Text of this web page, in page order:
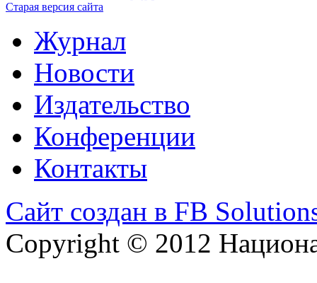
Старая версия сайта
Журнал
Новости
Издательство
Конференции
Контакты
Сайт создан в FB
Copyright © 2012